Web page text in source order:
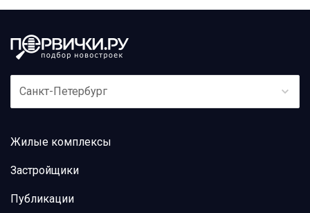
Санкт-Петербург
Жилые комплексы
Застройщики
Публикации